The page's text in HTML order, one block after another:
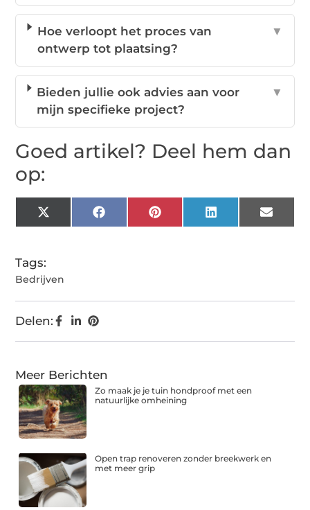
Hoe verloopt het proces van
ontwerp tot plaatsing?
▼
Bieden jullie ook advies aan voor
mijn specifieke project?
▼
Goed artikel? Deel hem dan
op:
X
(Twitter)
FacebookPinterestLinkedIn Email
Tags:
Bedrijven
Delen:
Meer Berichten
Zo maak je je tuin hondproof met een
natuurlijke omheining
Open trap renoveren zonder breekwerk en
met meer grip